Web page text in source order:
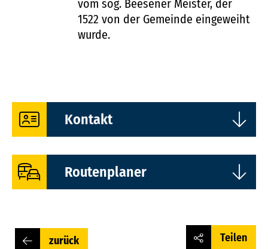
vom sog. Beesener Meister, der
1522 von der Gemeinde eingeweiht
wurde.
Kontakt
Adresse: Franz-Mohr-Straße 1c, 06132
Halle (Saale)
Web:Zur Website
Routenplaner
eigene Anfahrt
zurück Teilen